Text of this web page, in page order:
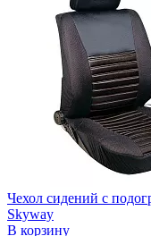
Чехол сидений с
Skyway
В корзину